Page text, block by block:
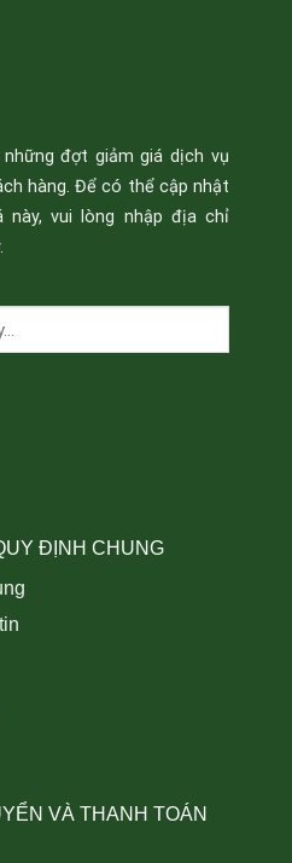
đợt giảm giá dịch vụ
hàng. Để có thể cập nhật
vui lòng nhập địa chỉ
ĐỊNH CHUNG
VÀ THANH TOÁN